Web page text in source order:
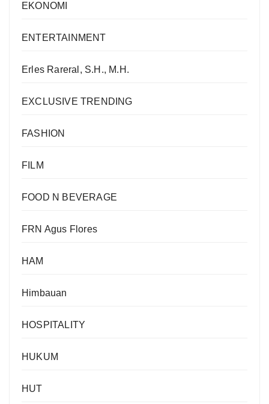
EKONOMI
ENTERTAINMENT
Erles Rareral, S.H., M.H.
EXCLUSIVE TRENDING
FASHION
FILM
FOOD N BEVERAGE
FRN Agus Flores
HAM
Himbauan
HOSPITALITY
HUKUM
HUT